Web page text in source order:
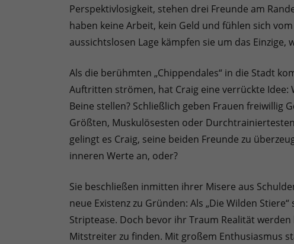
Perspektivlosigkeit, stehen drei Freunde am
haben keine Arbeit, kein Geld und fühlen sich
aussichtslosen Lage kämpfen sie um das
Als die berühmten „Chippendales“ in die Stadt
Auftritten strömen, hat Craig eine verrückte
Beine stellen? Schließlich geben Frauen freiwillig
Größten, Muskulösesten oder
gelingt es Craig, seine beiden Freunde zu
inneren Werte an, oder?
Sie beschließen inmitten ihrer Misere aus
neue Existenz zu Gründen: Als „Die Wilden
Striptease. Doch bevor ihr Traum Realität
Mitstreiter zu finden. Mit großem Enthusiasmus